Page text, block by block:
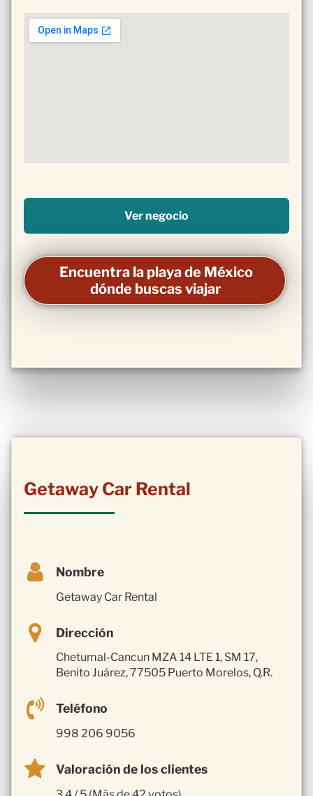
Ver negocio
Encuentra la playa de México
dónde buscas viajar
Getaway Car Rental
Nombre
Getaway Car Rental
Dirección
Chetumal-Cancun MZA 14 LTE 1, SM 17,
Benito Juárez, 77505 Puerto Morelos, Q.R.
Teléfono
998 206 9056
Valoración de los clientes